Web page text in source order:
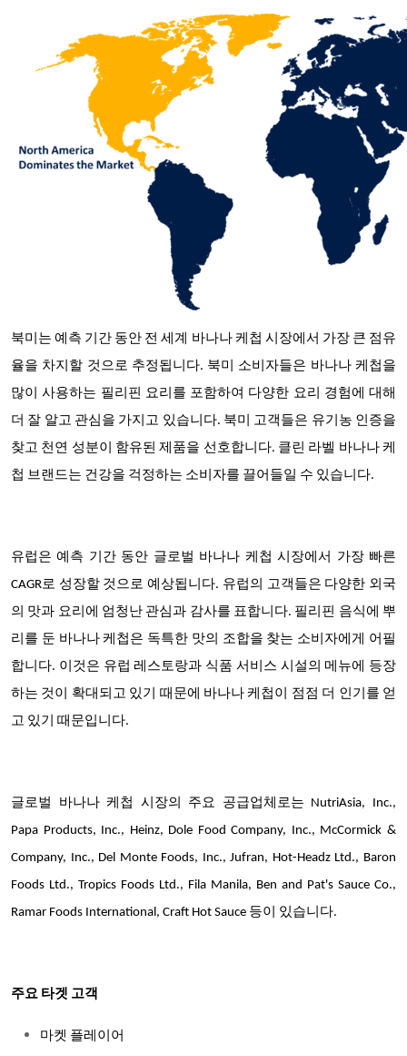
북미는 예측 기간 동안 전 세계 바나나 케첩 시장에서 가장 큰 점유
율을 차지할 것으로 추정됩니다. 북미 소비자들은 바나나 케첩을
많이 사용하는 필리핀 요리를 포함하여 다양한 요리 경험에 대해
더 잘 알고 관심을 가지고 있습니다. 북미 고객들은 유기농 인증을
찾고 천연 성분이 함유된 제품을 선호합니다. 클린 라벨 바나나 케
첩 브랜드는 건강을 걱정하는 소비자를 끌어들일 수 있습니다.
유럽은 예측 기간 동안 글로벌 바나나 케첩 시장에서 가장 빠른
CAGR로 성장할 것으로 예상됩니다. 유럽의 고객들은 다양한 외국
의 맛과 요리에 엄청난 관심과 감사를 표합니다. 필리핀 음식에 뿌
리를 둔 바나나 케첩은 독특한 맛의 조합을 찾는 소비자에게 어필
합니다. 이것은 유럽 레스토랑과 식품 서비스 시설의 메뉴에 등장
하는 것이 확대되고 있기 때문에 바나나 케첩이 점점 더 인기를 얻
고 있기 때문입니다.
글로벌 바나나 케첩 시장의 주요 공급업체로는 NutriAsia, Inc.,
Papa Products, Inc., Heinz, Dole Food Company, Inc., McCormick &
Company, Inc., Del Monte Foods, Inc., Jufran, Hot-Headz Ltd., Baron
Foods Ltd., Tropics Foods Ltd., Fila Manila, Ben and Pat's Sauce Co.,
Ramar Foods International, Craft Hot Sauce 등이 있습니다.
주요 타겟 고객
마켓 플레이어